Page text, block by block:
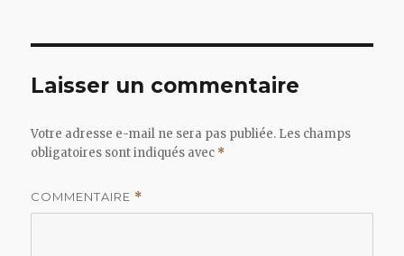
Laisser un commentaire
Votre adresse e-mail ne sera pas publiée. Les champs
obligatoires sont indiqués avec *
COMMENTAIRE *